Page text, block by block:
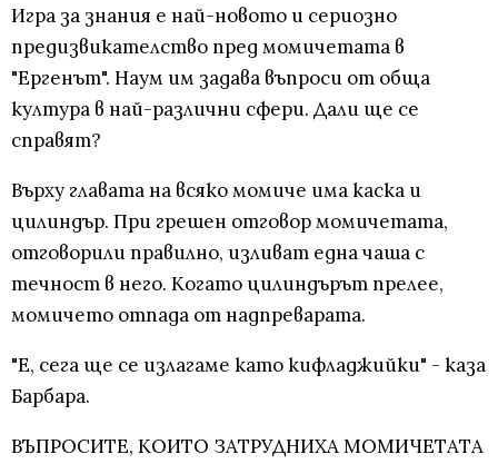
Игра за знания е най-новото и сериозно
предизвикателство пред момичетата в
"Ергенът". Наум им задава въпроси от обща
култура в най-различни сфери. Дали ще се
справят?
Върху главата на всяко момиче има каска и
цилиндър. При грешен отговор момичетата,
отговорили правилно, изливат една чаша с
течност в него. Когато цилиндърът прелее,
момичето отпада от надпреварата.
"Е, сега ще се излагаме като кифладжийки" - каза
Барбара.
ВЪПРОСИТЕ, КОИТО ЗАТРУДНИХА МОМИЧЕТАТА